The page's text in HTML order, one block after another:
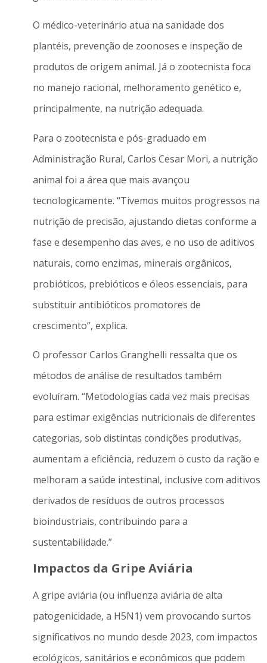
O médico-veterinário atua na sanidade dos
plantéis, prevenção de zoonoses e inspeção de
produtos de origem animal. Já o zootecnista foca
no manejo racional, melhoramento genético e,
principalmente, na nutrição adequada.
Para o zootecnista e pós-graduado em
Administração Rural, Carlos Cesar Mori, a nutrição
animal foi a área que mais avançou
tecnologicamente. “Tivemos muitos progressos na
nutrição de precisão, ajustando dietas conforme a
fase e desempenho das aves, e no uso de aditivos
naturais, como enzimas, minerais orgânicos,
probióticos, prebióticos e óleos essenciais, para
substituir antibióticos promotores de
crescimento”, explica.
O professor Carlos Granghelli ressalta que os
métodos de análise de resultados também
evoluíram. “Metodologias cada vez mais precisas
para estimar exigências nutricionais de diferentes
categorias, sob distintas condições produtivas,
aumentam a eficiência, reduzem o custo da ração e
melhoram a saúde intestinal, inclusive com aditivos
derivados de resíduos de outros processos
bioindustriais, contribuindo para a
sustentabilidade.”
Impactos da Gripe Aviária
A gripe aviária (ou influenza aviária de alta
patogenicidade, a H5N1) vem provocando surtos
significativos no mundo desde 2023, com impactos
ecológicos, sanitários e econômicos que podem